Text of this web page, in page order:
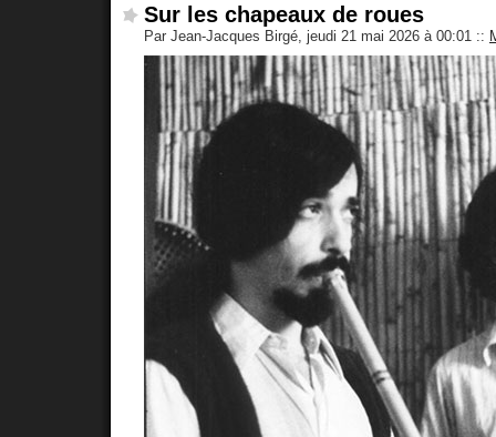
Sur les chapeaux de roues
Par Jean-Jacques Birgé, jeudi 21 mai 2026 à 00:01 ::